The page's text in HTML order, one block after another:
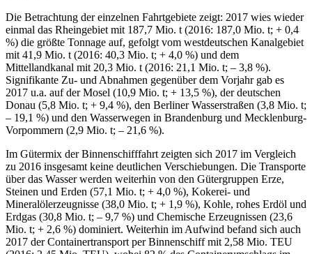
Die Betrachtung der einzelnen Fahrtgebiete zeigt: 2017 wies wieder
einmal das Rheingebiet mit 187,7 Mio. t (2016: 187,0 Mio. t; + 0,4
%) die größte Tonnage auf, gefolgt vom westdeutschen Kanalgebiet
mit 41,9 Mio. t (2016: 40,3 Mio. t; + 4,0 %) und dem
Mittellandkanal mit 20,3 Mio. t (2016: 21,1 Mio. t; – 3,8 %).
Signifikante Zu- und Abnahmen gegenüber dem Vorjahr gab es
2017 u.a. auf der Mosel (10,9 Mio. t; + 13,5 %), der deutschen
Donau (5,8 Mio. t; + 9,4 %), den Berliner Wasserstraßen (3,8 Mio. t;
– 19,1 %) und den Wasserwegen in Brandenburg und Mecklenburg-
Vorpommern (2,9 Mio. t; – 21,6 %).
Im Gütermix der Binnenschifffahrt zeigten sich 2017 im Vergleich
zu 2016 insgesamt keine deutlichen Verschiebungen. Die Transporte
über das Wasser werden weiterhin von den Gütergruppen Erze,
Steinen und Erden (57,1 Mio. t; + 4,0 %), Kokerei- und
Mineralölerzeugnisse (38,0 Mio. t; + 1,9 %), Kohle, rohes Erdöl und
Erdgas (30,8 Mio. t; – 9,7 %) und Chemische Erzeugnissen (23,6
Mio. t; + 2,6 %) dominiert. Weiterhin im Aufwind befand sich auch
2017 der Containertransport per Binnenschiff mit 2,58 Mio. TEU